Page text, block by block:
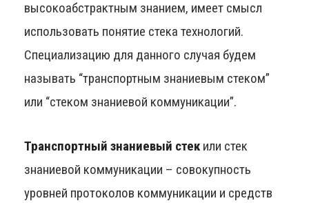
высокоабстрактным знанием, имеет смысл
использовать понятие стека технологий.
Специализацию для данного случая будем
называть “транспортным знаниевым стеком”
или “стеком знаниевой коммуникации”.
Транспортный знаниевый стек или стек
знаниевой коммуникации – совокупность
уровней протоколов коммуникации и средств